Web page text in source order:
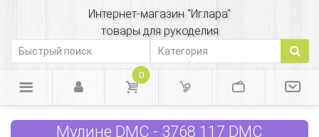
Интернет-магазин "Иглара"
товары для рукоделия
0
Мулине DMC - 3768 117 DMC